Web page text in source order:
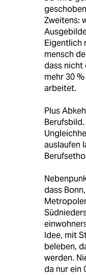
Zweitens:
Eigentlich
mensch
dass nicht
mehr 30
arbeitet.
Plus
auslaufen
dass
Idee, mit
beleben,
werden.
da nur ein